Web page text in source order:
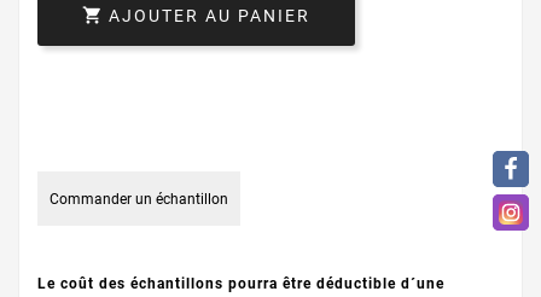
 AJOUTER AU PANIER
Commander un échantillon
Le coût des échantillons pourra être déductible d´une